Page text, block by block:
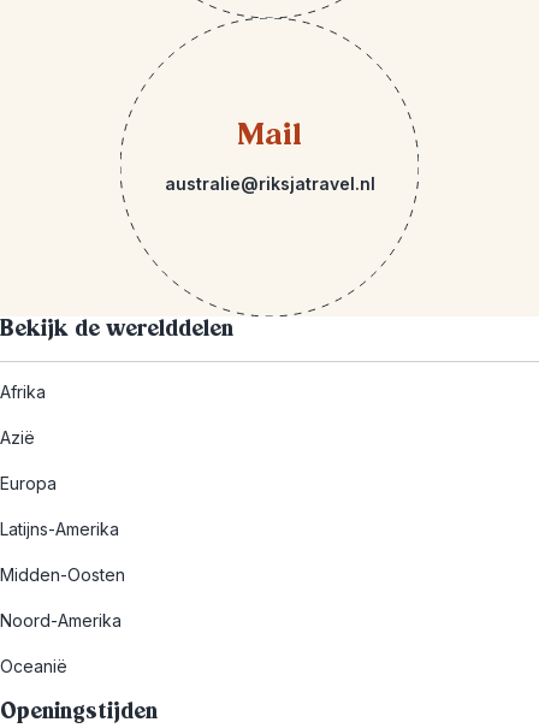
Mail
australie@riksjatravel.nl
Bekijk de werelddelen
Afrika
Azië
Europa
Latijns-Amerika
Midden-Oosten
Noord-Amerika
Oceanië
Openingstijden